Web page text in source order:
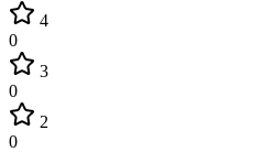
4
0
3
0
2
0